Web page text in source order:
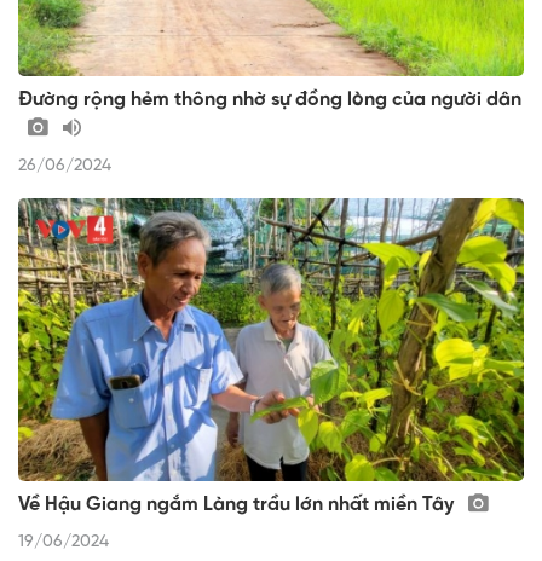
Đường rộng hẻm thông nhờ sự đồng lòng của người dân
26/06/2024
Về Hậu Giang ngắm Làng trầu lớn nhất miền Tây
19/06/2024